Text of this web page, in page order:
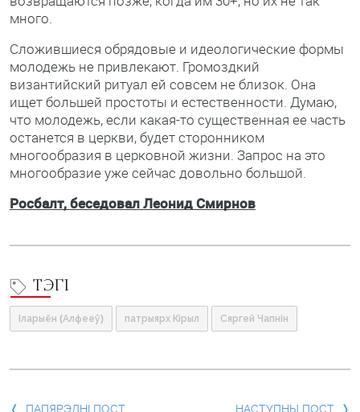
много.
Сложившиеся обрядовые и идеологические формы
молодежь не привлекают. Громоздкий
византийский ритуал ей совсем не близок. Она
ищет большей простоты и естественности. Думаю,
что молодежь, если какая-то существенная ее часть
останется в церкви, будет сторонником
многообразия в церковной жизни. Запрос на это
многообразие уже сейчас довольно большой.
Росбалт, беседовал Леонид Смирнов
ТЭГІ
Іларыён (Алфееў) патрыярх Кірыл Сяргей Чапнін
ПАПЯРЭДНІ ПОСТ НАСТУПНЫ ПОСТ